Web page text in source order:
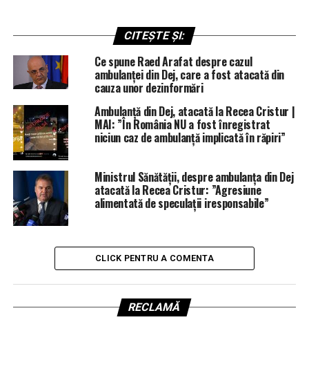
CITEȘTE ȘI:
Ce spune Raed Arafat despre cazul
ambulanței din Dej, care a fost atacată din
cauza unor dezinformări
Ambulanță din Dej, atacată la Recea Cristur |
MAI: ”În România NU a fost înregistrat
niciun caz de ambulanță implicată în răpiri”
Ministrul Sănătății, despre ambulanța din Dej
atacată la Recea Cristur: ”Agresiune
alimentată de speculații iresponsabile”
CLICK PENTRU A COMENTA
RECLAMĂ